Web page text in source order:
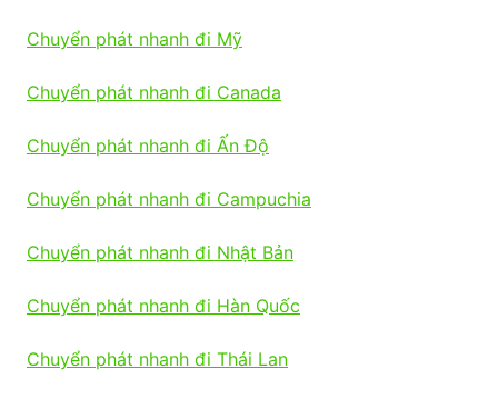
Chuyển phát nhanh đi Mỹ
Chuyển phát nhanh đi Canada
Chuyển phát nhanh đi Ấn Độ
Chuyển phát nhanh đi Campuchia
Chuyển phát nhanh đi Nhật Bản
Chuyển phát nhanh đi Hàn Quốc
Chuyển phát nhanh đi Thái Lan